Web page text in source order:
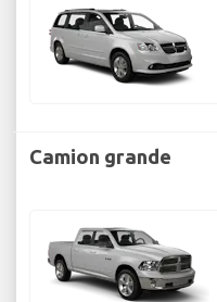
Camion grande